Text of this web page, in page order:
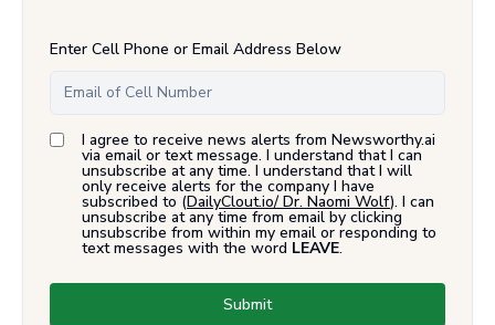
Enter Cell Phone or Email Address Below
I agree to receive news alerts from Newsworthy.ai
via email or text message. I understand that I can
unsubscribe at any time. I understand that I will
only receive alerts for the company I have
subscribed to (DailyClout.io/ Dr. Naomi Wolf). I can
unsubscribe at any time from email by clicking
unsubscribe from within my email or responding to
text messages with the word LEAVE.
Submit